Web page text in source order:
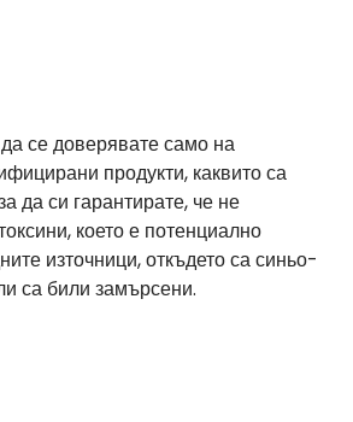
се доверявате само на
продукти, каквито са
да си гарантирате, че не
което е потенциално
източници, откъдето са синьо-
са били замърсени.